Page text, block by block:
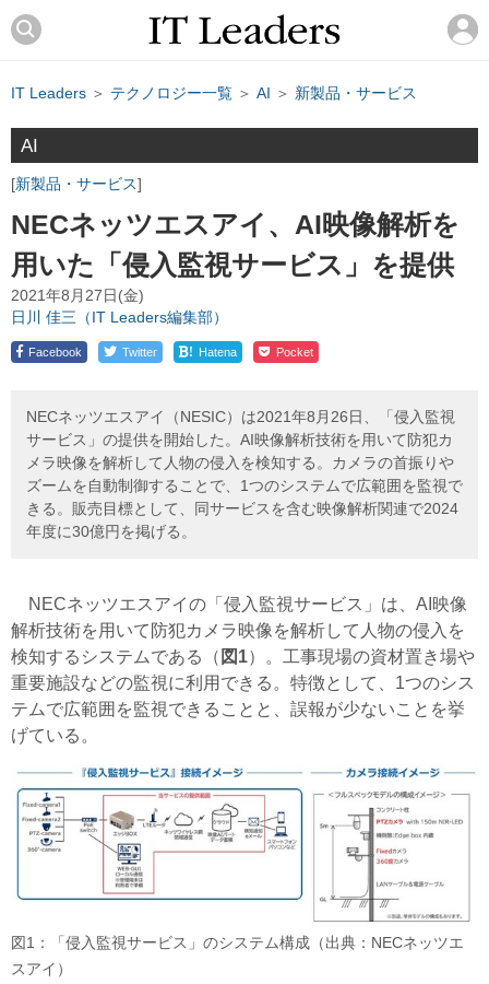
IT Leaders ＞ テクノロジー一覧 ＞ AI ＞ 新製品・サービス
AI
新製品・サービス
NECネッツエスアイ、AI映像解析を
用いた「侵入監視サービス」を提供
2021年8月27日(金)
日川 佳三（IT Leaders編集部）
Facebook Twitter ! Hatena Pocket
NECネッツエスアイ（NESIC）は2021年8月26日、「侵入監視
サービス」の提供を開始した。AI映像解析技術を用いて防犯カ
メラ映像を解析して人物の侵入を検知する。カメラの首振りや
ズームを自動制御することで、1つのシステムで広範囲を監視で
きる。販売目標として、同サービスを含む映像解析関連で2024
年度に30億円を掲げる。
NECネッツエスアイの「侵入監視サービス」は、AI映像
解析技術を用いて防犯カメラ映像を解析して人物の侵入を
検知するシステムである（ 図1）。工事現場の資材置き場や
重要施設などの監視に利用できる。特徴として、1つのシス
テムで広範囲を監視できることと、誤報が少ないことを挙
げている。
図1：「侵入監視サービス」のシステム構成（出典：NECネッツエ
スアイ）